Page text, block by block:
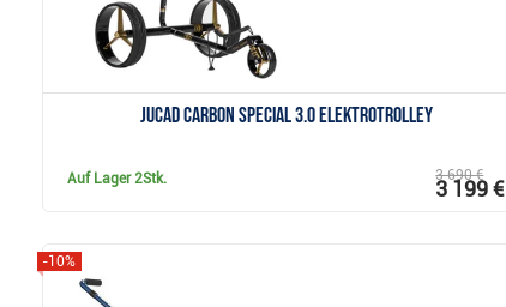
JuCad Carbon Special 3.0 Elektrotrolley
Auf Lager 2Stk. 3 690 €
3 199 €
-10%